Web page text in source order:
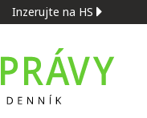
Inzerujte na HS